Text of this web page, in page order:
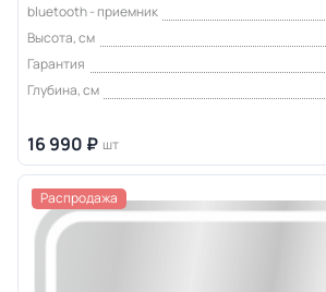
bluetooth - приемник
Высота, см
Гарантия
Глубина, см
16 990 ₽ шт
Распродажа